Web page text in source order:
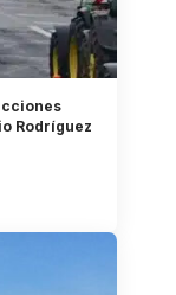
Rodríguez